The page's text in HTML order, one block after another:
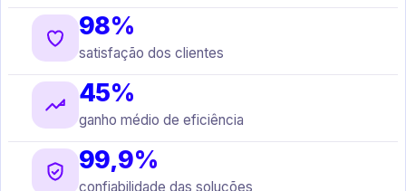
98%
satisfação dos clientes
45%
ganho médio de eficiência
99,9%
confiabilidade das soluções